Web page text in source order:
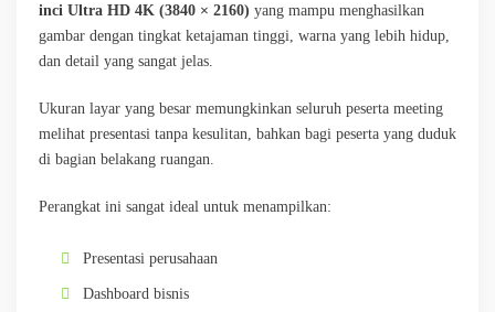
inci Ultra HD 4K (3840 × 2160) yang mampu menghasilkan
gambar dengan tingkat ketajaman tinggi, warna yang lebih hidup,
dan detail yang sangat jelas.
Ukuran layar yang besar memungkinkan seluruh peserta meeting
melihat presentasi tanpa kesulitan, bahkan bagi peserta yang duduk
di bagian belakang ruangan.
Perangkat ini sangat ideal untuk menampilkan:
Presentasi perusahaan
Dashboard bisnis